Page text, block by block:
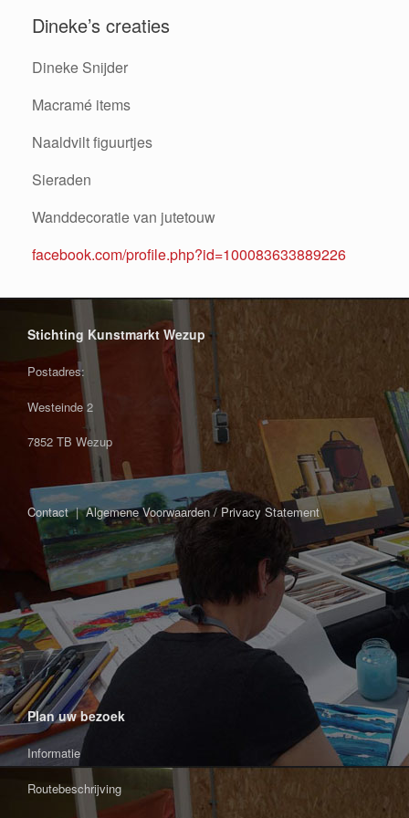
Dineke’s creaties
Dineke Snijder
Macramé items
Naaldvilt figuurtjes
Sieraden
Wanddecoratie van jutetouw
facebook.com/profile.php?id=100083633889226
Stichting Kunstmarkt Wezup
Postadres:
Westeinde 2
7852 TB Wezup
Contact|Algemene Voorwaarden / Privacy Statement
Plan uw bezoek
Informatie
Routebeschrijving